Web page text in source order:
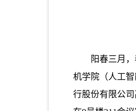
阳春三月，
机学院（人工智
行股份有限公